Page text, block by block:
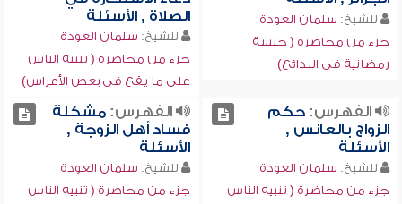
للشيخ: سلمان العودة
جزء من محاضرة ( جلسة
رمضانية في البدائع)
الصلاة , الأسئلة
للشيخ: سلمان العودة
جزء من محاضرة ( تنبيه الناس
على ما يقع في بعض الأعراس)
الفهرس:حكم
الزواج بالعانس ,
الأسئلة
للشيخ: سلمان العودة
جزء من محاضرة ( تنبيه الناس
الفهرس:مشكلة
فساد أهل الزوجة ,
الأسئلة
للشيخ: سلمان العودة
جزء من محاضرة ( تنبيه الناس